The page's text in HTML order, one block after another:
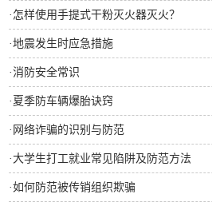
· 怎样使用手提式干粉灭火器灭火？
·地震发生时应急措施
·消防安全常识
· 夏季防车辆爆胎诀窍
· 网络诈骗的识别与防范
·大学生打工就业常见陷阱及防范方法
·如何防范被传销组织欺骗